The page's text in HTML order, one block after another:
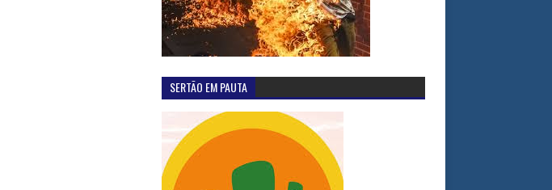
SERTÃO EM PAUTA